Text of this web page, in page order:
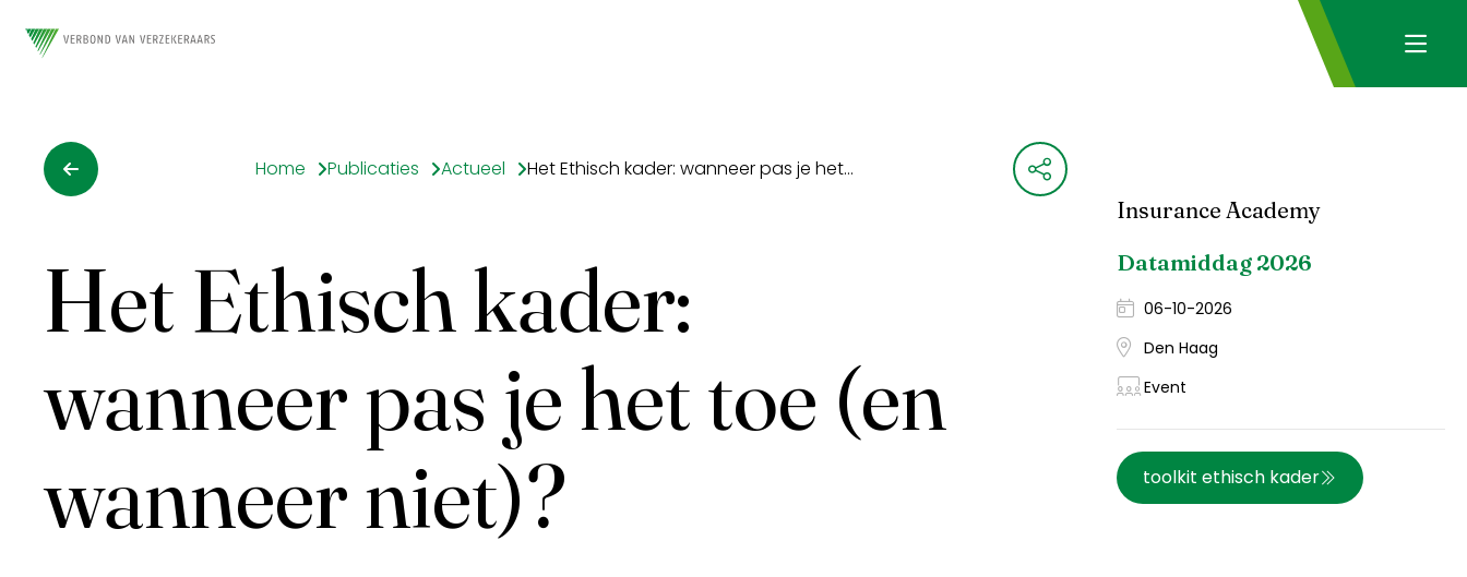
Home Publicaties Actueel Het Ethisch kader: wanneer pas je het toe (en wanneer niet)?
Het Ethisch kader:
wanneer pas je het toe (en
wanneer niet)?
Insurance Academy
Datamiddag 2026
06-10-2026
Den Haag
Event
toolkit ethisch kader